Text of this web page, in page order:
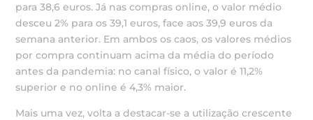
para 38,6 euros. Já nas compras online, o valor médio
desceu 2% para os 39,1 euros, face aos 39,9 euros da
semana anterior. Em ambos os caos, os valores médios
por compra continuam acima da média do período
antes da pandemia: no canal físico, o valor é 11,2%
superior e no online é 4,3% maior.
Mais uma vez, volta a destacar-se a utilização crescente